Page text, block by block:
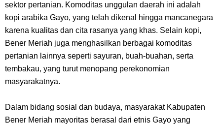
Pasifik Barat
Cara Membuat Linktree Instagram, Sangat Mudah Untuk Kamu
Lakukan Sendiri
7 Fakta Gaban One Piece, Orang Yang Telah Memberikan Kunci Borgol
Milik Loki
sektor pertanian. Komoditas unggulan daerah ini adalah
kopi arabika Gayo, yang telah dikenal hingga mancanegara
karena kualitas dan cita rasanya yang khas. Selain kopi,
Bener Meriah juga menghasilkan berbagai komoditas
pertanian lainnya seperti sayuran, buah-buahan, serta
tembakau, yang turut menopang perekonomian
masyarakatnya.
Dalam bidang sosial dan budaya, masyarakat Kabupaten
Bener Meriah mayoritas berasal dari etnis Gayo yang